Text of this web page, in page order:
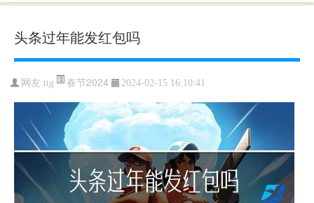
头条过年能发红包吗
网友:ttg 春节2024 2024-02-15 16:10:41